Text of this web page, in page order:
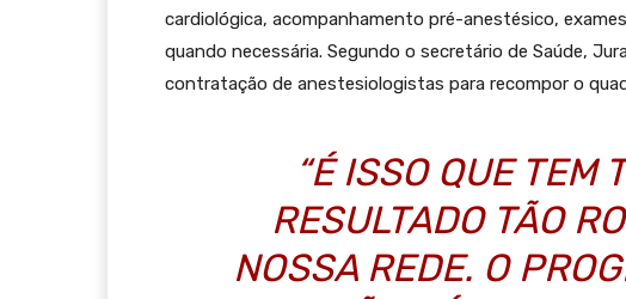
cardiológica, acompanhamento pré-anestésico,
quando necessária. Segundo o secretário de Saúde,
contratação de anestesiologistas para recompor o
“É ISSO QUE TEM
RESULTADO TÃO
NOSSA REDE. O